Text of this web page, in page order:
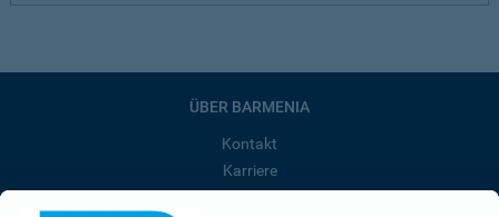
ÜBER BARMENIA
Kontakt
Karriere